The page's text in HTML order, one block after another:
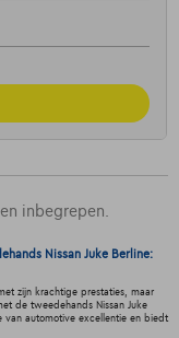
inbegrepen.
Nissan Juke Berline:
zijn krachtige prestaties, maar
de tweedehands Nissan Juke
van automotive excellentie en biedt